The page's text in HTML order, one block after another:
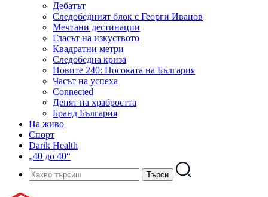
Дебатът
Следобедният блок с Георги Иванов
Мечтани дестинации
Гласът на изкуството
Квадратни метри
Следобедна криза
Новите 240: Посоката на България
Часът на успеха
Connected
Денят на храбростта
Бранд България
На живо
Спорт
Darik Health
„40 до 40“